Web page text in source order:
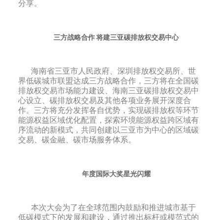
分享。
三方战略合作 将建三亚碳排放权交易中心
海南省三亚市人民政府、深圳排放权交易所、世
界低碳城市联盟达成三方战略合作，三方将在全国碳
排放权交易市场能力建设、海南三亚碳排放权交易中
心设立、碳排放权交易及其他各项业务展开深度合
作。三方将充分发挥各自优势，实现碳排放权等环节
能源权益区域优化配置，探索环境能源权益跨区域有
序流动的新模式，共同创建以三亚市为中心的区域碳
交易、碳金融、碳市场服务体系。
年度国际大奖星光闪耀
本次大会为了在全球范围内鼓励和推进城市基于
低碳模式下的发展和建设，通过推出标杆或模范式的